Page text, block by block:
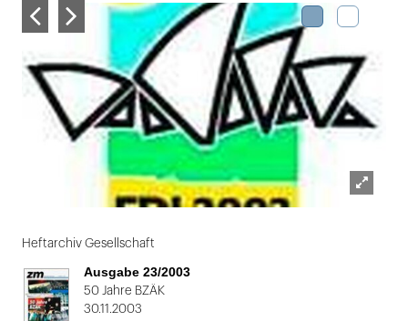
1
von
2
Heftarchiv Gesellschaft
Ausgabe 23/2003
50 Jahre BZÄK
30.11.2003